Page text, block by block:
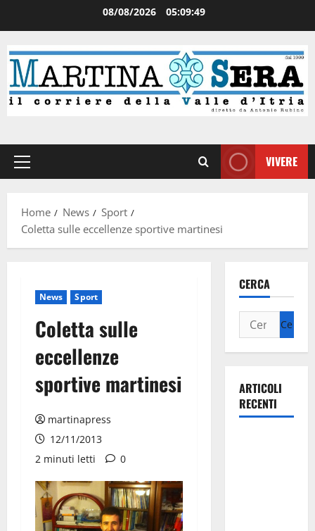
08/08/2026 05:09:49
VIVERE
Home News
Sport
Coletta sulle eccellenze sportive martinesi
News Sport
Coletta sulle
eccellenze
sportive martinesi
martinapress
12/11/2013
2 minuti letti
0
CERCA
ARTICOLI
RECENTI